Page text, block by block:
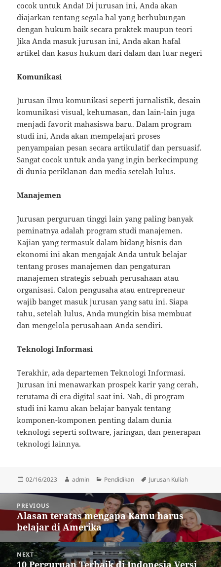
cocok untuk Anda! Di jurusan ini, Anda akan
diajarkan tentang segala hal yang berhubungan
dengan hukum baik secara praktek maupun teori
Jika Anda masuk jurusan ini, Anda akan hafal
artikel dan kasus hukum dari dalam dan luar negeri
Komunikasi
Jurusan ilmu komunikasi seperti jurnalistik, desain
komunikasi visual, kehumasan, dan lain-lain juga
menjadi favorit mahasiswa baru. Dalam program
studi ini, Anda akan mempelajari proses
penyampaian pesan secara artikulatif dan persuasif.
Sangat cocok untuk anda yang ingin berkecimpung
di dunia periklanan dan media setelah lulus.
Manajemen
Jurusan perguruan tinggi lain yang paling banyak
peminatnya adalah program studi manajemen.
Kajian yang termasuk dalam bidang bisnis dan
ekonomi ini akan mengajak Anda untuk belajar
tentang proses manajemen dan pengaturan
manajemen strategis sebuah perusahaan atau
organisasi. Calon pengusaha atau entrepreneur
wajib banget masuk jurusan yang satu ini. Siapa
tahu, setelah lulus, Anda mungkin bisa membuat
dan mengelola perusahaan Anda sendiri.
Teknologi Informasi
Terakhir, ada departemen Teknologi Informasi.
Jurusan ini menawarkan prospek karir yang cerah,
terutama di era digital saat ini. Nah, di program
studi ini kamu akan belajar banyak tentang
komponen-komponen penting dalam dunia
teknologi seperti software, jaringan, dan penerapan
teknologi lainnya.
Posted
02/16/2023 Author
admin Categories
Pendidikan Tags
Jurusan Kuliah
navigation
PREVIOUS
Previous
post:
Alasan teratas mengapa Kamu harus
belajar di Amerika
NEXT
Next
10 Perguruan Terbaik di Indonesia Versi